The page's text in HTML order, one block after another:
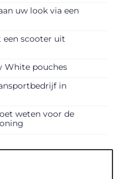
uw look via een
scooter uit
White pouches
in
weten voor de